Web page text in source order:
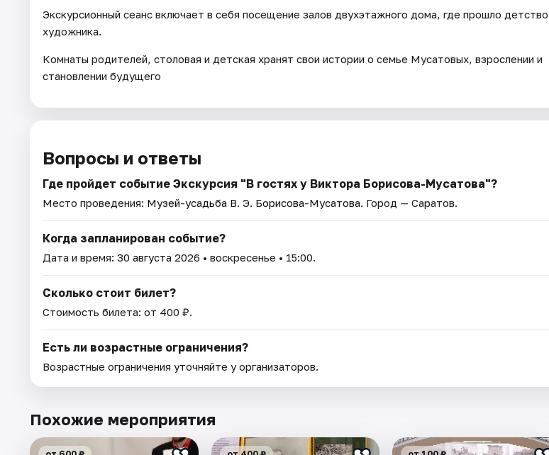
Экскурсионный сеанс включает в себя посещение залов двухэтажного дома, где прошло детство
художника.
Комнаты родителей, столовая и детская хранят свои истории о семье Мусатовых, взрослении и
становлении будущего
Вопросы и ответы
Где пройдет событие Экскурсия "В гостях у Виктора Борисова-Мусатова"?
Место проведения: Музей-усадьба В. Э. Борисова-Мусатова. Город — Саратов.
Когда запланирован событие?
Дата и время: 30 августа 2026 • воскресенье • 15:00.
Сколько стоит билет?
Стоимость билета: от 400 ₽.
Есть ли возрастные ограничения?
Возрастные ограничения уточняйте у организаторов.
Похожие мероприятия